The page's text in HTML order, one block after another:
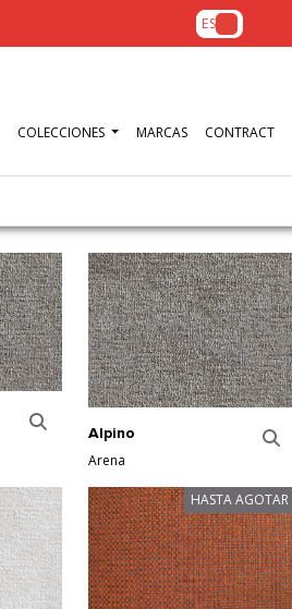
ES
COLECCIONES MARCAS CONTRACT
Alpino
Arena
HASTA AGOTAR